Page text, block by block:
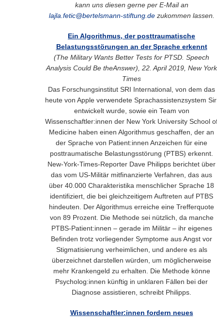
kann uns diesen gerne per E-Mail an
lajla.fetic@bertelsmann-stiftung.dezukommen lassen.
Ein Algorithmus, der posttraumatische
Belastungsstörungen an der Sprache erkennt
(The Military Wants Better Tests for PTSD. Speech
Analysis Could Be theAnswer), 22. April 2019, New York
Times
Das Forschungsinstitut SRI International, von dem das
heute von Apple verwendete Sprachassistenzsystem
entwickelt wurde, sowie ein Team von
Wissenschaftler:innen der New York University School
Medicine haben einen Algorithmus geschaffen, der an
der Sprache von Patient:innen Anzeichen für eine
posttraumatische Belastungsstörung (PTBS) erkennt.
New-York-Times-Reporter Dave Philipps berichtet über
das vom US-Militär mitfinanzierte Verfahren, das aus
über 40.000 Charakteristika menschlicher Sprache 18
identifiziert, die bei gleichzeitigem Auftreten auf PTBS
hindeuten. Der Algorithmus erreiche eine Trefferquote
von 89 Prozent. Die Methode sei nützlich, da manche
PTBS-Patient:innen – gerade im Militär – ihr eigenes
Befinden trotz vorliegender Symptome aus Angst vor
Stigmatisierung verheimlichen, und andere es als
überzeichnet darstellen würden, um möglicherweise
mehr Krankengeld zu erhalten. Die Methode könne
Psycholog:innen künftig in unklaren Fällen bei der
Diagnose assistieren, schreibt Philipps.
Wissenschaftler:innen fordern neues